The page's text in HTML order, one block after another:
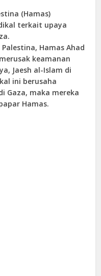
(Hamas)
terkait upaya
Hamas Ahad
keamanan
Jaesh al-Islam di
ini berusaha
Gaza, maka mereka
Hamas.